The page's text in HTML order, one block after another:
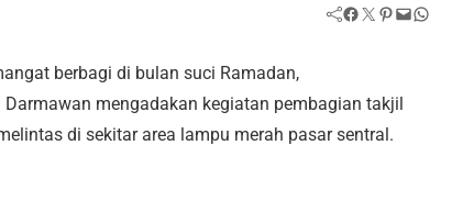
Facebook Twitter Pinterest Mail WhatsApp
berbagi di bulan suci Ramadan,
mengadakan kegiatan pembagian takjil
di sekitar area lampu merah pasar sentral.